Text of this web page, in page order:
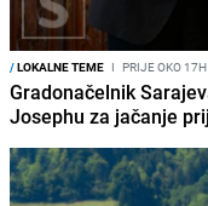
/LOKALNE TEME I PRIJE OKO 17H
Gradonačelnik
Josephu za jačanje